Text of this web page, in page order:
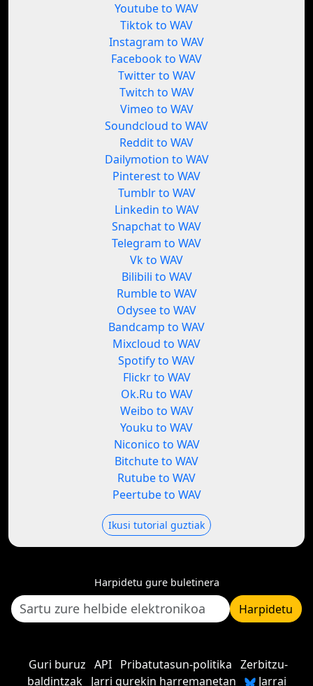
Youtube to WAV
Tiktok to WAV
Instagram to WAV
Facebook to WAV
Twitter to WAV
Twitch to WAV
Vimeo to WAV
Soundcloud to WAV
Reddit to WAV
Dailymotion to WAV
Pinterest to WAV
Tumblr to WAV
Linkedin to WAV
Snapchat to WAV
Telegram to WAV
Vk to WAV
Bilibili to WAV
Rumble to WAV
Odysee to WAV
Bandcamp to WAV
Mixcloud to WAV
Spotify to WAV
Flickr to WAV
Ok.Ru to WAV
Weibo to WAV
Youku to WAV
Niconico to WAV
Bitchute to WAV
Rutube to WAV
Peertube to WAV
Ikusi tutorial guztiak
Harpidetu gure buletinera
Harpidetu
Guri buruz API Pribatutasun-politika Zerbitzu-
baldintzak
Jarri gurekin harremanetan Jarrai